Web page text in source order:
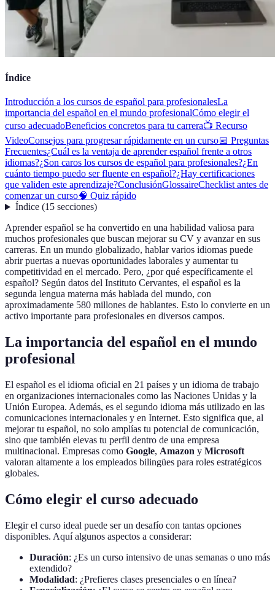
Índice
Introducción a los cursos de español para profesionalesLa
importancia del español en el mundo profesionalCómo elegir el
curso adecuadoBeneficios concretos para tu carrera📺 Recurso
VideoConsejos para progresar rápidamente en un curso📅 Preguntas
Frecuentes¿Cuál es la ventaja de aprender español frente a otros
idiomas?¿Son caros los cursos de español para profesionales?¿En
cuánto tiempo puedo ser fluente en español?¿Hay certificaciones
que validen este aprendizaje?ConclusiónGlossaireChecklist antes de
comenzar un curso🧠 Quiz rápido
Índice(15 secciones)
Aprender español se ha convertido en una habilidad valiosa para
muchos profesionales que buscan mejorar su CV y avanzar en sus
carreras. En un mundo globalizado, hablar varios idiomas puede
abrir puertas a nuevas oportunidades laborales y aumentar tu
competitividad en el mercado. Pero, ¿por qué específicamente el
español? Según datos del Instituto Cervantes, el español es la
segunda lengua materna más hablada del mundo, con
aproximadamente 580 millones de hablantes. Esto lo convierte en un
activo importante para profesionales en diversos campos.
La importancia del español en el mundo
profesional
El español es el idioma oficial en 21 países y un idioma de trabajo
en organizaciones internacionales como las Naciones Unidas y la
Unión Europea. Además, es el segundo idioma más utilizado en las
comunicaciones internacionales y en Internet. Esto significa que, al
mejorar tu español, no solo amplías tu potencial de comunicación,
sino que también elevas tu perfil dentro de una empresa
multinacional. Empresas como Google, Amazon y Microsoft
valoran altamente a los empleados bilingües para roles estratégicos
globales.
Cómo elegir el curso adecuado
Elegir el curso ideal puede ser un desafío con tantas opciones
disponibles. Aquí algunos aspectos a considerar:
Duración: ¿Es un curso intensivo de unas semanas o uno más
extendido?
Modalidad: ¿Prefieres clases presenciales o en línea?